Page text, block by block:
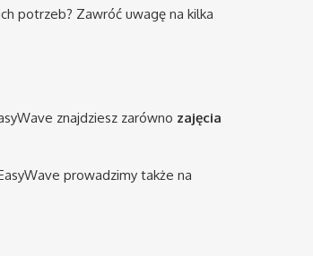
potrzeb? Zawróć uwagę na kilka
znajdziesz zarówno zajęcia
prowadzimy także na